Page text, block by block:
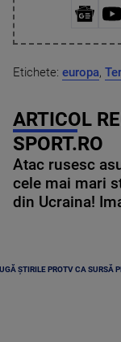
Etichete: europa,
ARTICOL
SPORT.RO
Atac rusesc
cele mai mari
din Ucraina!
ȘTIRILE PROTV CA SURSĂ